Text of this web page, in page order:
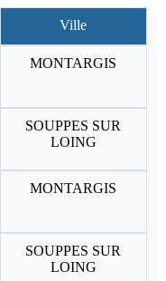
Ville
MONTARGIS
SOUPPES SUR
LOING
MONTARGIS
SOUPPES SUR
LOING